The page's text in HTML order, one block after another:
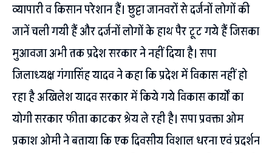
व्यापारी व किसान परेशान हैं। छुट्टा जानवरों से दर्जनों लोगों की
जानें चली गयी हैं और दर्जनों लोगों के हाथ पैर टूट गये हैं जिसका
मुआवजा अभी तक प्रदेश सरकार ने नहीं दिया है। सपा
जिलाध्यक्ष गंगासिंह यादव ने कहा कि प्रदेश में विकास नहीं हो
रहा है अखिलेश यादव सरकार में किये गये विकास कार्यों का
योगी सरकार फीता काटकर श्रेय ले रही है। सपा प्रवक्ता ओम
प्रकाश ओमी ने बताया कि एक दिवसीय विशाल धरना एवं प्रदर्शन